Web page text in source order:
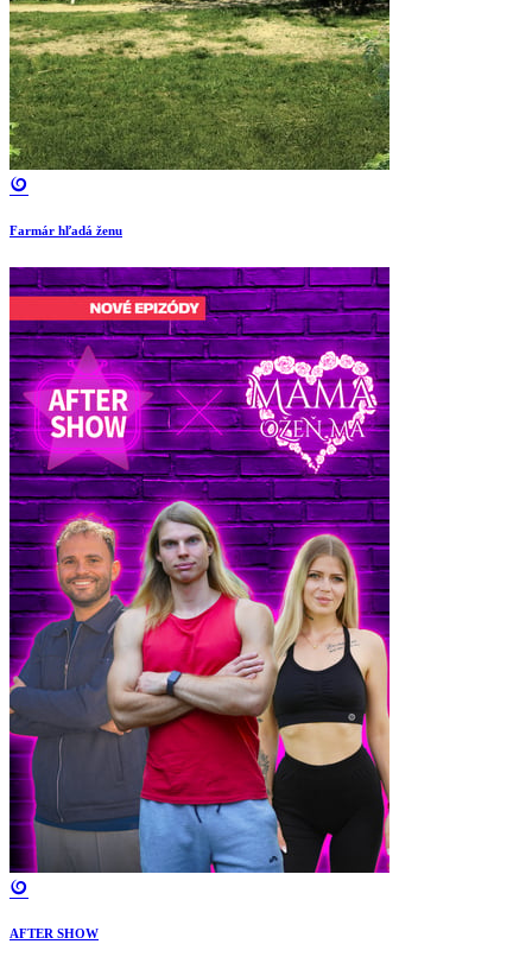
Farmár hľadá ženu
AFTER SHOW